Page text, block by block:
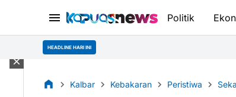
Politik
HEADLINE HARI INI
Kalbar Kebakaran Peristiwa